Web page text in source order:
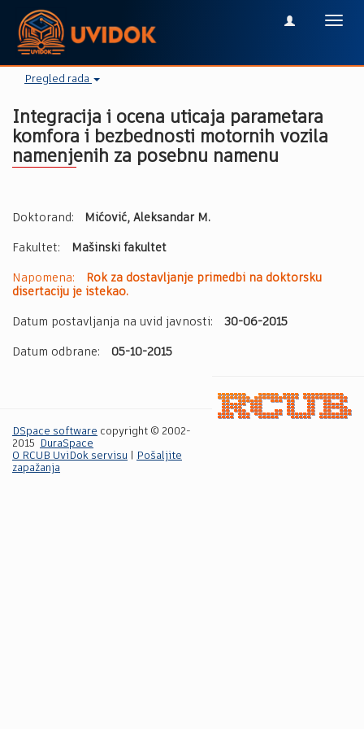
Pregled rada
Integracija i ocena uticaja parametara
komfora i bezbednosti motornih vozila
namenjenih za posebnu namenu
Doktorand: Mićović, Aleksandar M.
Fakultet: Mašinski fakultet
Napomena:
Rok za dostavljanje primedbi na doktorsku
disertaciju je istekao.
Datum postavljanja na uvid javnosti: 30-06-2015
Datum odbrane: 05-10-2015
DSpace software copyright © 2002-
2015
DuraSpace
O RCUB UviDok servisu
Pošaljite
zapažanja